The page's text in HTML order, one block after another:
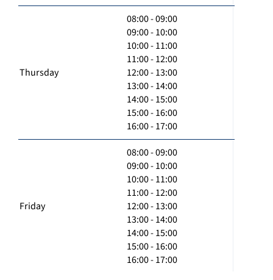
Thursday
08:00 - 09:00
09:00 - 10:00
10:00 - 11:00
11:00 - 12:00
12:00 - 13:00
13:00 - 14:00
14:00 - 15:00
15:00 - 16:00
16:00 - 17:00
Friday
08:00 - 09:00
09:00 - 10:00
10:00 - 11:00
11:00 - 12:00
12:00 - 13:00
13:00 - 14:00
14:00 - 15:00
15:00 - 16:00
16:00 - 17:00